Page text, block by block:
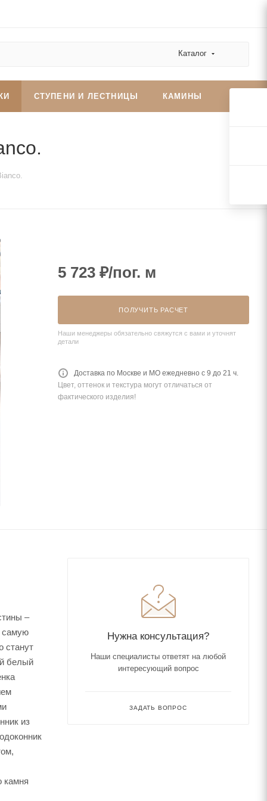
Каталог
СТУПЕНИ И ЛЕСТНИЦЫ КАМИНЫ
5 723 ₽/пог. м
ПОЛУЧИТЬ РАСЧЕТ
Наши менеджеры обязательно свяжутся с вами и уточнят
детали
Доставка по Москве и МО ежедневно с 9 до 21 ч.
Цвет, оттенок и текстура могут отличаться от
фактического изделия!
–
самую
станут
белый
из
камня
Нужна консультация?
Наши специалисты ответят на любой
интересующий вопрос
ЗАДАТЬ ВОПРОС